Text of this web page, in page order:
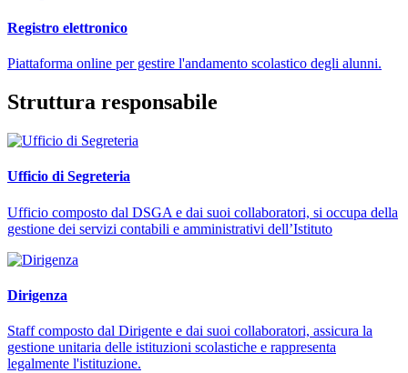
Registro elettronico
Piattaforma online per gestire l'andamento scolastico degli alunni.
Struttura responsabile
Ufficio di Segreteria
Ufficio composto dal DSGA e dai suoi collaboratori, si occupa della
gestione dei servizi contabili e amministrativi dell’Istituto
Dirigenza
Staff composto dal Dirigente e dai suoi collaboratori, assicura la
gestione unitaria delle istituzioni scolastiche e rappresenta
legalmente l'istituzione.